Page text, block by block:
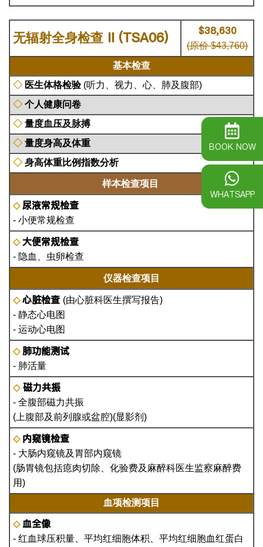
无辐射全身检查 II (TSA06) $38,630
(原价 $43,760)
基本检查
◇ 医生体格检验(听力、视力、心、肺及腹部)
◇ 个人健康问卷
◇ 量度血压及脉搏
◇ 量度身高及体重
◇ 身高体重比例指数分析
样本检查项目
◇ 尿液常规检查
- 小便常规检查
◇大便常规检查
- 隐血、虫卵检查
仪器检查项目
◇心脏检查 (由心脏科医生撰写报告)
- 静态心电图
- 运动心电图
◇ 肺功能测试
- 肺活量
◇ 磁力共振
- 全腹部磁力共振
(上腹部及前列腺或盆腔)(显影剂)
◇ 内窥镜检查
- 大肠内窥镜及胃部内窥镜
(肠胃镜包括瘜肉切除、化验费及麻醉科医生监察麻醉费
用)
血项检测项目
◇ 血全像
- 红血球压积量、平均红细胞体积、平均红细胞血红蛋白
BOOK NOW
WHATSAPP